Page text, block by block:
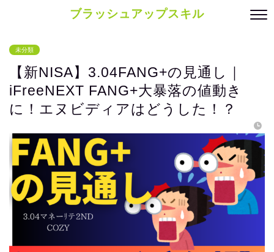
ブラッシュアップスキル
未分類
【新NISA】3.04FANG+の見通し｜
iFreeNEXT FANG+大暴落の値動き
に！エヌビディアはどうした！？